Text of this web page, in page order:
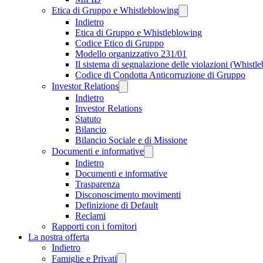
Etica di Gruppo e Whistleblowing
Indietro
Etica di Gruppo e Whistleblowing
Codice Etico di Gruppo
Modello organizzativo 231/01
Il sistema di segnalazione delle violazioni
Codice di Condotta Anticorruzione di Gruppo
Investor Relations
Indietro
Investor Relations
Statuto
Bilancio
Bilancio Sociale e di Missione
Documenti e informative
Indietro
Documenti e informative
Trasparenza
Disconoscimento movimenti
Definizione di Default
Reclami
Rapporti con i fornitori
La nostra offerta
Indietro
Famiglie e Privati